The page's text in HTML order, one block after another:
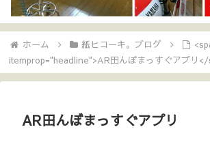
ホーム 紙ヒコーキ。ブログ
itemprop="headline">AR田んぼまっすぐアプリ</
AR田んぼまっすぐアプリ